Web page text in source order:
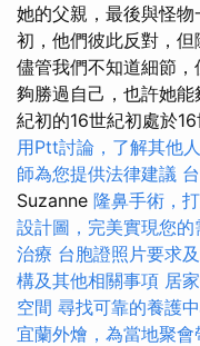
她的父親，最後與怪
初，他們彼此反對，但
儘管我們不知道細節
夠勝過自己，也許她
紀初的16世紀初處於
用Ptt討論，了解其他
師為您提供法律建議
Suzanne 隆鼻手術，
設計圖，完美實現您的
治療 台胞證照片要求
構及其他相關事項 居
空間 尋找可靠的養護
宜蘭外燴，為當地聚